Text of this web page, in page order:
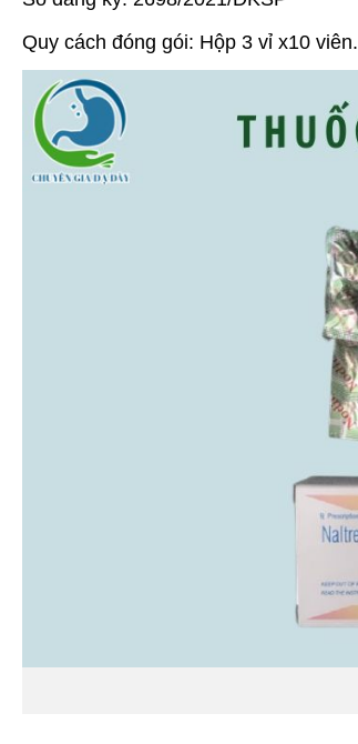
Quy cách đóng gói: Hộp 3 vỉ x10 viên.